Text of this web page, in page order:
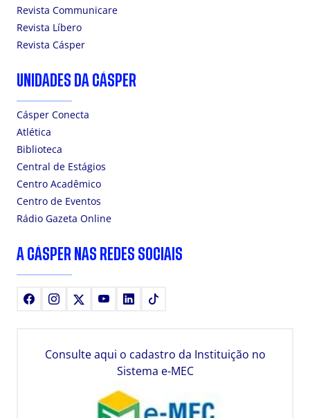
Revista Communicare
Revista Líbero
Revista Cásper
UNIDADES DA CÁSPER
Cásper Conecta
Atlética
Biblioteca
Central de Estágios
Centro Acadêmico
Centro de Eventos
Rádio Gazeta Online
A CÁSPER NAS REDES SOCIAIS
FacebookInstagram YoutubeLinkedIn
Consulte aqui o cadastro da Instituição no
Sistema e-MEC